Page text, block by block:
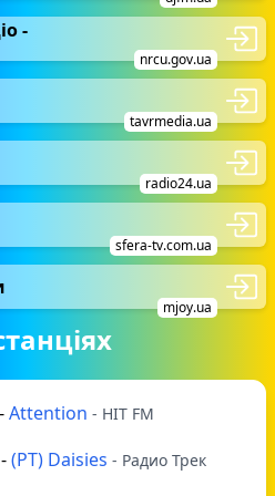
новий автомобіль
під жорстким
тільки нові
емоції та бурхливі хвилі
-
nrcu.gov.ua
tavrmedia.ua
radio24.ua
sfera-tv.com.ua
mjoy.ua
-Attention - HIT FM
-(РТ) Daisies - Радио Трек